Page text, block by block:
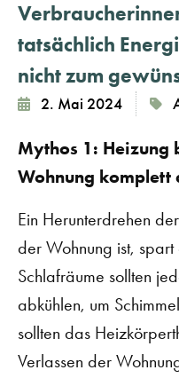
tatsächlich
nicht zum
2. Mai 2024
Mythos 1: Heizung
Wohnung komplett
Ein Herunterdrehen
der Wohnung ist,
Schlafräume sollten
abkühlen, um
sollten das
Verlassen der